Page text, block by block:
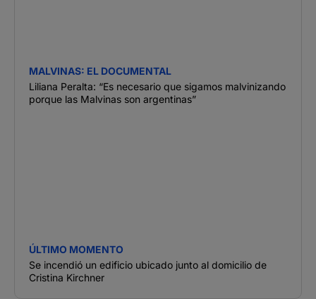
MALVINAS: EL DOCUMENTAL
Liliana Peralta: “Es necesario que sigamos malvinizando
porque las Malvinas son argentinas”
ÚLTIMO MOMENTO
Se incendió un edificio ubicado junto al domicilio de
Cristina Kirchner